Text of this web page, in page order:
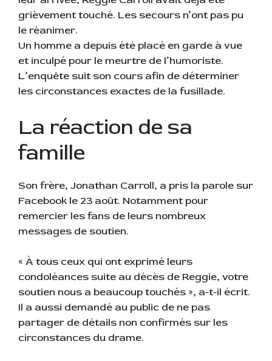
grièvement touché. Les secours n’ont pas pu
le réanimer.
Un homme a depuis été placé en garde à vue
et inculpé pour le meurtre de l’humoriste.
L’enquête suit son cours afin de déterminer
les circonstances exactes de la fusillade.
La réaction de sa
famille
Son frère, Jonathan Carroll, a pris la parole sur
Facebook le 23 août. Notamment pour
remercier les fans de leurs nombreux
messages de soutien.
« À tous ceux qui ont exprimé leurs
condoléances suite au décès de Reggie, votre
soutien nous a beaucoup touchés », a-t-il écrit.
Il a aussi demandé au public de ne pas
partager de détails non confirmés sur les
circonstances du drame.